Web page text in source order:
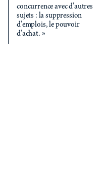
concurrence avec d'autres
sujets : la suppression
d'emplois, le pouvoir
d'achat. »